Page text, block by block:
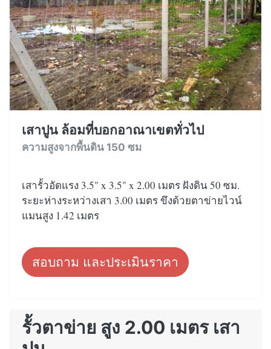
เสาปูน ล้อมที่บอกอาณาเขตทั่วไป
ความสูงจากพื้นดิน 150 ซม
เสารั้วอัดแรง 3.5" x 3.5" x 2.00 เมตร ฝังดิน 50 ซม.
ระยะห่างระหว่างเสา 3.00 เมตร ขึงด้วยตาข่ายไวน์
แมนสูง 1.42 เมตร
สอบถาม และประเมินราคา
รั้วตาข่าย สูง 2.00 เมตร เสา